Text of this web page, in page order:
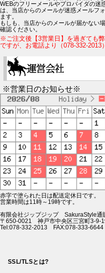
WEBのフリーメールやプロバイダの迷
は、当店からのメールが迷惑メールフ
ます。
もしも、当店からのメールが届かない
確認ください。
※ご注文後【3営業日】を過ぎても
ですが、お電話より（078-332-2013
※営業日のお知らせ※
赤字で塗られた日は配送定休日です。
営業時間は11時～19時です。
有限会社ジップジップ SakuraStyle通
〒650-0021 神戸市中央区三宮町3-9-
Tel:078-332-2013 FAX:078-333-6644
SSL/TLSとは?